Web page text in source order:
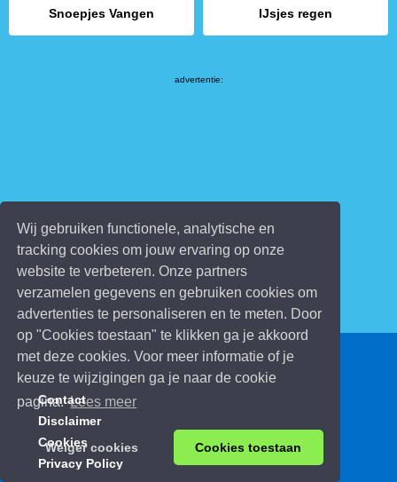
Wij gebruiken functionele, analytische en
tracking cookies om jouw ervaring op onze
website te verbeteren. Onze partners
verzamelen gegevens en gebruiken cookies om
advertenties te personaliseren en te meten. Door
op "Cookies toestaan" te klikken ga je akkoord
met deze cookies. Voor meer informatie of je
keuze te wijzigingen ga je naar de cookie
pagina.Lees meer
Weiger cookies Cookies toestaan
Snoepjes Vangen IJsjes regen
advertentie:
© 2026 Kinderspelletjes.be
Contact
Disclaimer
Cookies
Privacy Policy